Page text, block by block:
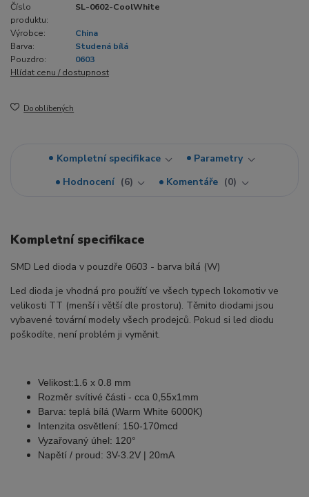
Číslo
produktu:
SL-0602-CoolWhite
Výrobce:
China
Barva:
Studená bílá
Pouzdro:
0603
Hlídat cenu / dostupnost
Do oblíbených
Kompletní specifikace
Parametry
Hodnocení
6 Komentáře 0
Kompletní specifikace
SMD Led dioda v pouzdře 0603 - barva bílá (W)
Led dioda je vhodná pro použítí ve všech typech lokomotiv ve
velikosti TT (menší i větší dle prostoru). Těmito diodami jsou
vybavené tovární modely všech prodejců. Pokud si led diodu
poškodíte, není problém ji vyměnit.
Velikost:1.6 x 0.8 mm
Rozměr svítivé části - cca 0,55x1mm
Barva: teplá bílá (Warm White 6000K)
Intenzita osvětlení: 150-170mcd
Vyzařovaný úhel: 120°
Napětí / proud: 3V-3.2V | 20mA